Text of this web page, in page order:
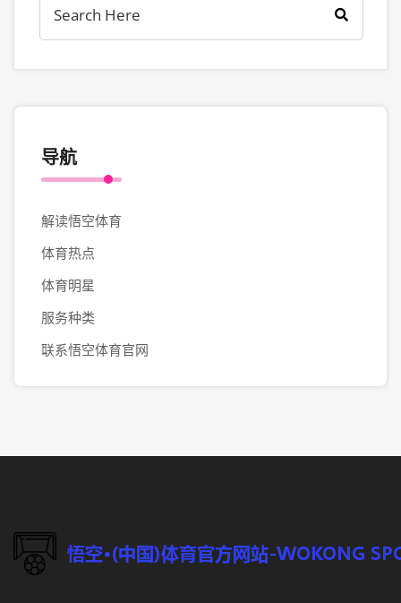
导航
解读悟空体育
体育热点
体育明星
服务种类
联系悟空体育官网